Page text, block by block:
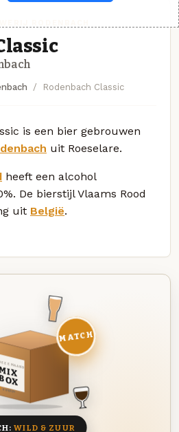
Rodenbach Classic
is een bier gebrouwen
uit Roeselare.
heeft een alcohol
De bierstijl Vlaams Rood
uit België.
MAAND
8 BIEREN
MATCH
WILD & ZUUR